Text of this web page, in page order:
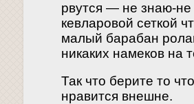
рвутся — не знаю-
кевларовой сеткой
малый барабан
никаких намеков на
Так что берите то
нравится внешне.